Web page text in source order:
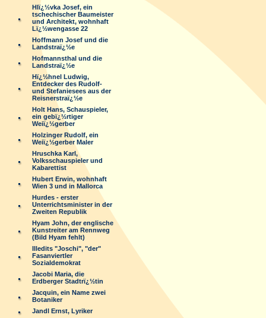
Hlï¿½vka Josef, ein
tschechischer Baumeister
und Architekt, wohnhaft
Lï¿½wengasse 22
Hoffmann Josef und die
Landstraï¿½e
Hofmannsthal und die
Landstraï¿½e
Hï¿½hnel Ludwig,
Entdecker des Rudolf-
und Stefaniesees aus der
Reisnerstraï¿½e
Holt Hans, Schauspieler,
ein gebï¿½rtiger
Weiï¿½gerber
Holzinger Rudolf, ein
Weiï¿½gerber Maler
Hruschka Karl,
Volksschauspieler und
Kabarettist
Hubert Erwin, wohnhaft
Wien 3 und in Mallorca
Hurdes - erster
Unterrichtsminister in der
Zweiten Republik
Hyam John, der englische
Kunstreiter am Rennweg
(Bild Hyam fehlt)
Illedits "Joschi", "der"
Fasanviertler
Sozialdemokrat
Jacobi Maria, die
Erdberger Stadtrï¿½tin
Jacquin, ein Name zwei
Botaniker
Jandl Ernst, Lyriker